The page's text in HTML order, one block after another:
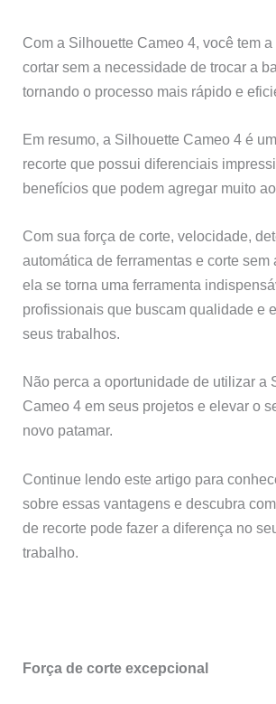
Com a Silhouette Cameo 4, você tem
cortar sem a necessidade de trocar a
tornando o processo mais rápido e
Em resumo, a Silhouette Cameo 4 é
recorte que possui diferenciais
benefícios que podem agregar muito
Com sua força de corte, velocidade,
automática de ferramentas e corte sem
ela se torna uma ferramenta
profissionais que buscam qualidade e
seus trabalhos.
Não perca a oportunidade de utilizar a
Cameo 4 em seus projetos e elevar o
novo patamar.
Continue lendo este artigo para
sobre essas vantagens e descubra
de recorte pode fazer a diferença no
trabalho.
Força de corte excepcional